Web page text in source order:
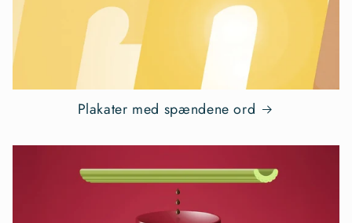
Plakater med spændene ord